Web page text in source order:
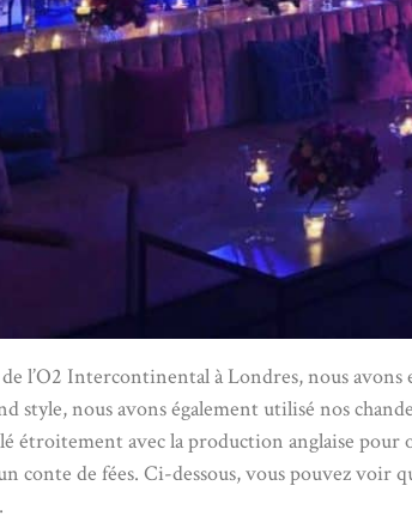
de l’O2 Intercontinental à Londres, nous
style, nous avons également utilisé nos
étroitement avec la production anglaise
conte de fées. Ci-dessous, vous pouvez